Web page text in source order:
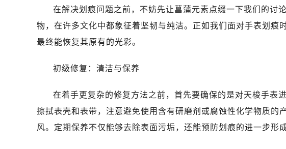
在解决划痕问题之前，不妨先让菖蒲元素点缀一下我们的讨
物，在许多文化中都象征着坚韧与纯洁。正如我们面对手表划
最终能恢复其原有的光彩。
初级修复：清洁与保养
在着手更复杂的修复方法之前，首先要确保的是对天梭手表
擦拭表壳和表带，注意避免使用含有研磨剂或腐蚀性化学物质的
风。定期保养不仅能够去除表面污垢，还能预防划痕的进一步形成